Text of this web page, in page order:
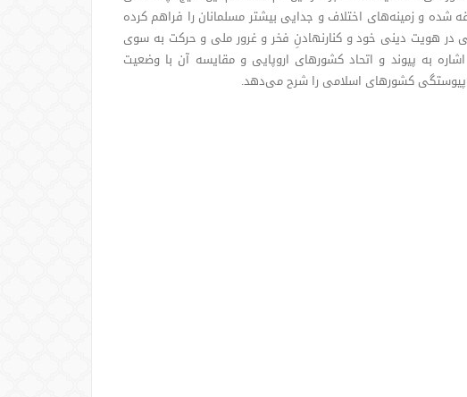
و زمینه‌های اختلاف و جدایی بیشتر مسلمانان را فراهم کرده
در هویت دینی خود و کنارنهادنِ فخر و غرور ملی و حرکت به سوی
به پیوند و اتحاد کشورهای اروپایی و مقایسه آن با وضعیت
پیوستگی کشورهای اسلامی را شرح می‌دهد.